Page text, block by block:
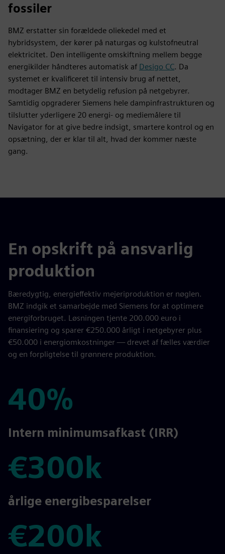
fossiler
BMZ erstatter sin forældede oliekedel med et
hybridsystem, der kører på naturgas og kulstofneutral
elektricitet. Den intelligente omskiftning mellem begge
energikilder håndteres automatisk af Desigo CC. Da
systemet er kvalificeret til intensiv brug af nettet,
modtager BMZ en betydelig refusion på netgebyrer.
Samtidig opgraderer Siemens hele dampinfrastrukturen og
tilslutter yderligere 20 energi- og mediemålere til
Navigator for at give bedre indsigt, smartere kontrol og en
opsætning, der er klar til alt, hvad der kommer næste
gang.
En opskrift på ansvarlig
produktion
Bæredygtig, energieffektiv mejeriproduktion er nøglen.
BMZ indgik et samarbejde med Siemens for at optimere
energiforbruget. Løsningen tjente 200.000 euro i
finansiering og sparer €250.000 årligt i netgebyrer plus
€50.000 i energiomkostninger — drevet af fælles værdier
og en forpligtelse til grønnere produktion.
40%
40%
Intern minimumsafkast (IRR)
€300k
€300k
årlige energibesparelser
€200k